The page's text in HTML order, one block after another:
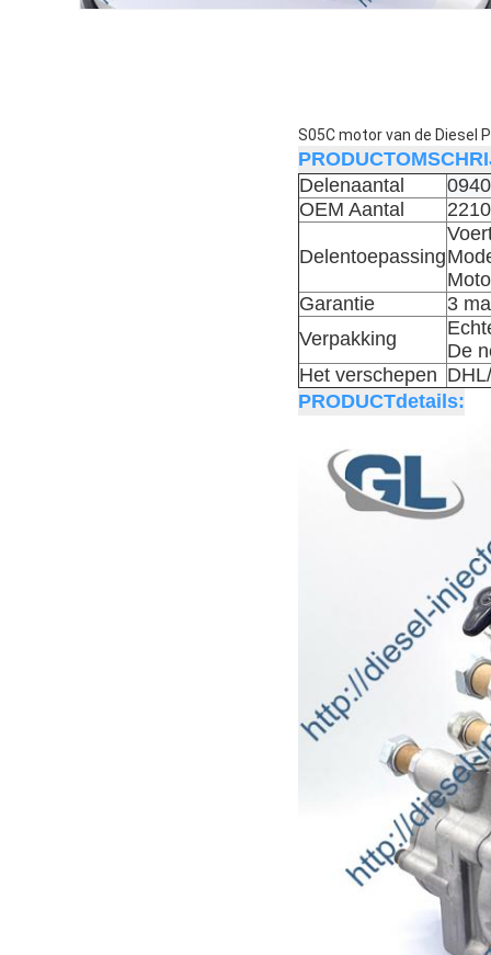
S05C motor van de Diesel
Delenaantal
OEM Aantal
Delentoepassing
Garantie
3
Verpakking
De
Het verschepen
PRODUCTdetails: